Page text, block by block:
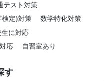
テスト対策
検定)対策
数学特化対策
に対応
応
自習室あり
す